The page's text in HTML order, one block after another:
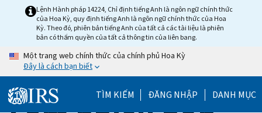
HomeLệnh Hành pháp 14224, Chỉ định tiếng Anh là ngôn ngữ chính thức
của Hoa Kỳ, quy định tiếng Anh là ngôn ngữ chính thức của Hoa
Kỳ. Theo đó, phiên bản tiếng Anh của tất cả các tài liệu là phiên
bản có thẩm quyền của tất cả thông tin của liên bang.
Một trang web chính thức của chính phủ Hoa Kỳ
Đây là cách bạn biết
TÌM KIẾM ĐĂNG NHẬP DANH MỤC